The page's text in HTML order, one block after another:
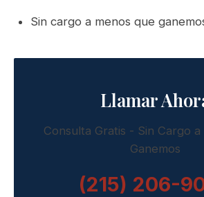
Sin cargo a menos que
Llamar
Consulta Gratis - Sin Cargo
Ganemos
(215) 206-